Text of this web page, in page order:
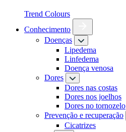
Trend Colours
Conhecimento
Doenças
Lipedema
Linfedema
Doença venosa
Dores
Dores nas costas
Dores nos joelhos
Dores no tornozelo
Prevenção e recuperação
Cicatrizes